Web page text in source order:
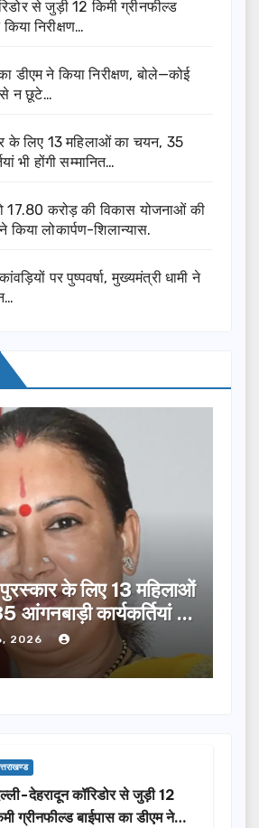
से जुड़ी 12 किमी ग्रीनफील्ड
निरीक्षण…
डीएम ने किया निरीक्षण, बोले—कोई
से न छूटे…
के लिए 13 महिलाओं का चयन, 35
भी होंगी सम्मानित…
17.80 करोड़ की विकास योजनाओं की
किया लोकार्पण-शिलान्यास.
पर पुष्पवर्षा, मुख्यमंत्री धामी ने
के लिए 13 महिलाओं
कार्यकर्तियां भी
2026
देहरादून कॉरिडोर से जुड़ी 12
ग्रीनफील्ड बाईपास का डीएम ने